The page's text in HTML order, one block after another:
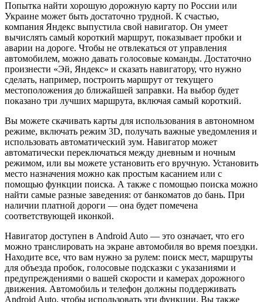
Попытка найти хорошую дорожную карту по России или
Украине может быть достаточно трудной. К счастью,
компания Яндекс выпустила свой навигатор. Он умеет
вычислять самый короткий маршрут, показывает пробки и
аварии на дороге. Чтобы не отвлекаться от управления
автомобилем, можно давать голосовые команды. Достаточно
произнести «Эй, Яндекс» и сказать навигатору, что нужно
сделать, например, построить маршрут от текущего
местоположения до ближайшей заправки. На выбор будет
показано три лучших маршрута, включая самый короткий.
Вы можете скачивать карты для использования в автономном
режиме, включать режим 3D, получать важные уведомления и
использовать автоматический зум. Навигатор может
автоматически переключаться между дневным и ночным
режимом, или вы можете установить его вручную. Установить
место назначения можно как простым касанием или с
помощью функции поиска. А также с помощью поиска можно
найти самые разные заведения: от банкоматов до бань. При
наличии платной дороги — она будет помечена
соответствующей иконкой.
Навигатор доступен в Android Auto — это означает, что его
можно транслировать на экране автомобиля во время поездки.
Находите все, что вам нужно за рулем: поиск мест, маршруты
для объезда пробок, голосовые подсказки с указаниями и
предупреждениями о вашей скорости и камерах дорожного
движения. Автомобиль и телефон должны поддерживать
Android Auto, чтобы использовать эти функции. Вы также